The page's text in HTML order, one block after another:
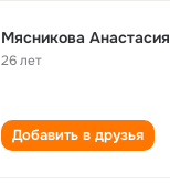
Мясникова Анастасия
26 лет
Добавить в друзья